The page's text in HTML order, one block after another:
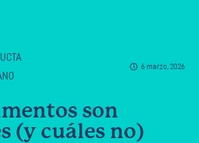
6 marzo, 2026
son
(y cuáles no)